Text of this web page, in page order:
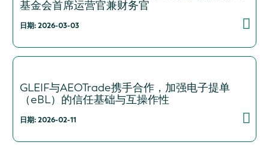
基金会首席运营官兼财务官
日期: 2026-03-03
GLEIF与AEOTrade携手合作，加强电子提单
（eBL）的信任基础与互操作性
日期: 2026-02-11